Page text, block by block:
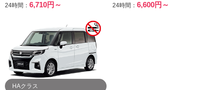
24時間： 6,710円～
24時間：6,600円～
HAクラス